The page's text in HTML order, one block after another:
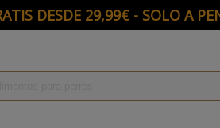
DESDE 29,99€ - SOLO A